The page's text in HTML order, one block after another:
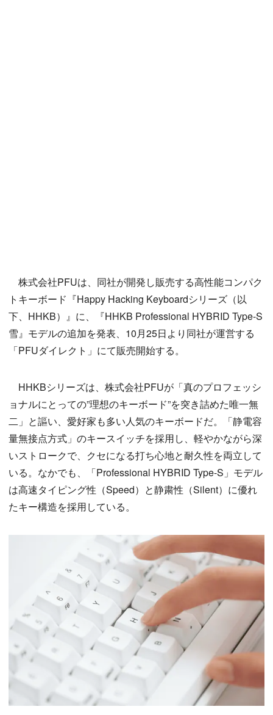
株式会社PFUは、同社が開発し販売する高性能コンパク
トキーボード『Happy Hacking Keyboardシリーズ（以
下、HHKB）』に、『HHKB Professional HYBRID Type-S
雪』モデルの追加を発表、10月25日より同社が運営する
「PFUダイレクト」にて販売開始する。
HHKBシリーズは、株式会社PFUが「真のプロフェッシ
ョナルにとっての”理想のキーボード”を突き詰めた唯一無
二」と謳い、愛好家も多い人気のキーボードだ。「静電容
量無接点方式」のキースイッチを採用し、軽やかながら深
いストロークで、クセになる打ち心地と耐久性を両立して
いる。なかでも、「Professional HYBRID Type-S」モデル
は高速タイピング性（Speed）と静粛性（Silent）に優れ
たキー構造を採用している。